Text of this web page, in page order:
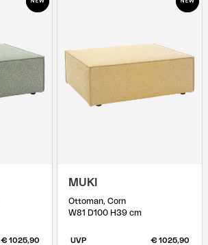
€ 1025,90
MUKI
Ottoman, Corn
W81 D100 H39 cm
UVP € 1025,90